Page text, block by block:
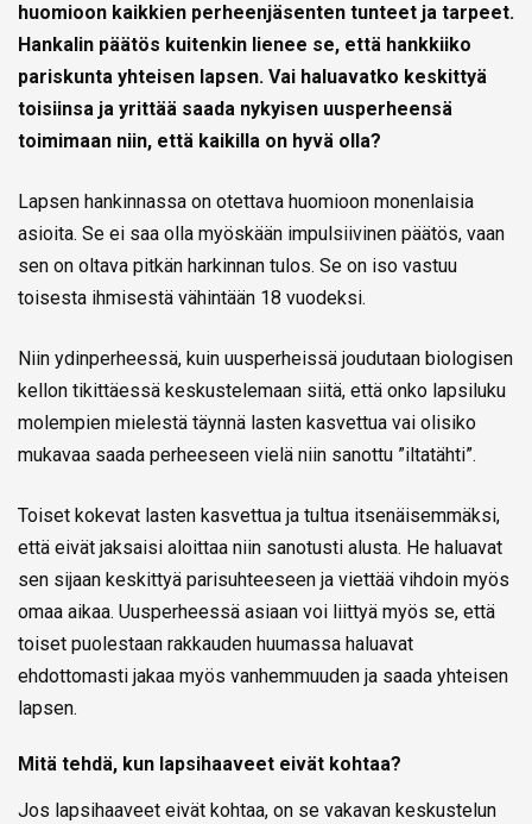
huomioon kaikkien perheenjäsenten tunteet ja tarpeet.
Hankalin päätös kuitenkin lienee se, että hankkiiko
pariskunta yhteisen lapsen. Vai haluavatko keskittyä
toisiinsa ja yrittää saada nykyisen uusperheensä
toimimaan niin, että kaikilla on hyvä olla?
Lapsen hankinnassa on otettava huomioon monenlaisia
asioita. Se ei saa olla myöskään impulsiivinen päätös, vaan
sen on oltava pitkän harkinnan tulos. Se on iso vastuu
toisesta ihmisestä vähintään 18 vuodeksi.
Niin ydinperheessä, kuin uusperheissä joudutaan biologisen
kellon tikittäessä keskustelemaan siitä, että onko lapsiluku
molempien mielestä täynnä lasten kasvettua vai olisiko
mukavaa saada perheeseen vielä niin sanottu ”iltatähti”.
Toiset kokevat lasten kasvettua ja tultua itsenäisemmäksi,
että eivät jaksaisi aloittaa niin sanotusti alusta. He haluavat
sen sijaan keskittyä parisuhteeseen ja viettää vihdoin myös
omaa aikaa. Uusperheessä asiaan voi liittyä myös se, että
toiset puolestaan rakkauden huumassa haluavat
ehdottomasti jakaa myös vanhemmuuden ja saada yhteisen
lapsen.
Mitä tehdä, kun lapsihaaveet eivät kohtaa?
Jos lapsihaaveet eivät kohtaa, on se vakavan keskustelun